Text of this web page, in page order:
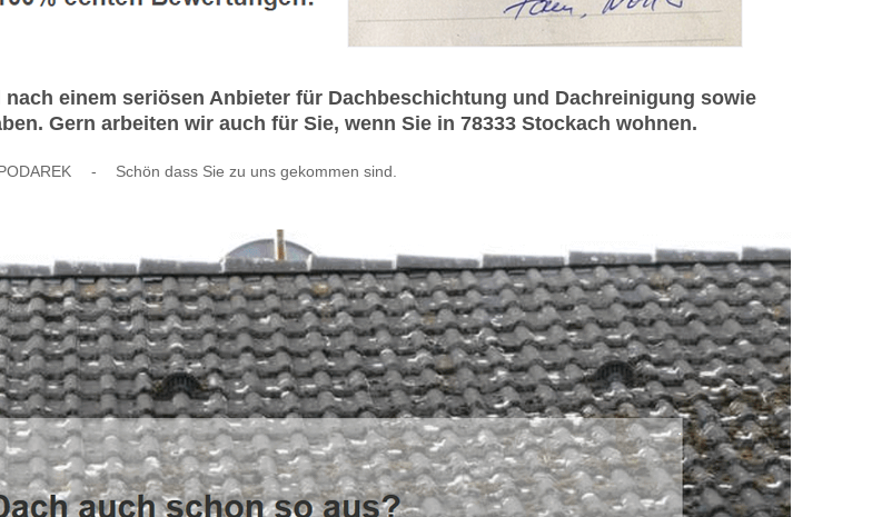
einem seriösen Anbieter für Dachbeschichtung und Dachreinigung sowie
Gern arbeiten wir auch für Sie, wenn Sie in 78333 Stockach wohnen.
- Schön dass Sie zu uns gekommen sind.